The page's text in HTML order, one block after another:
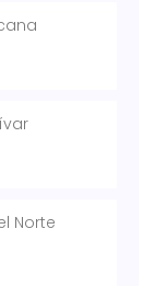
Norte